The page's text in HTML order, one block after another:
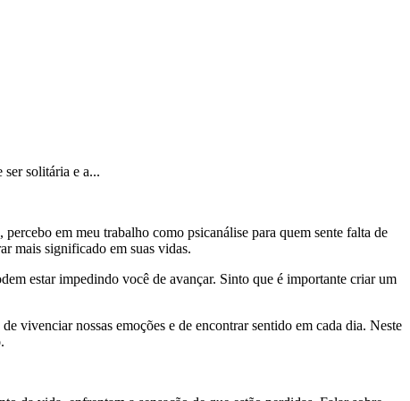
ser solitária e a...
em meu trabalho como psicanálise para quem sente falta de
mais significado em suas vidas.
estar impedindo você de avançar. Sinto que é importante criar um
vivenciar nossas emoções e de encontrar sentido em cada dia. Neste